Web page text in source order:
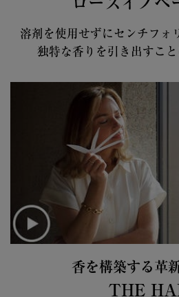
溶剤を使用せずにセンチフォ
独特な香りを引き出すこと
香を構築する革
THE